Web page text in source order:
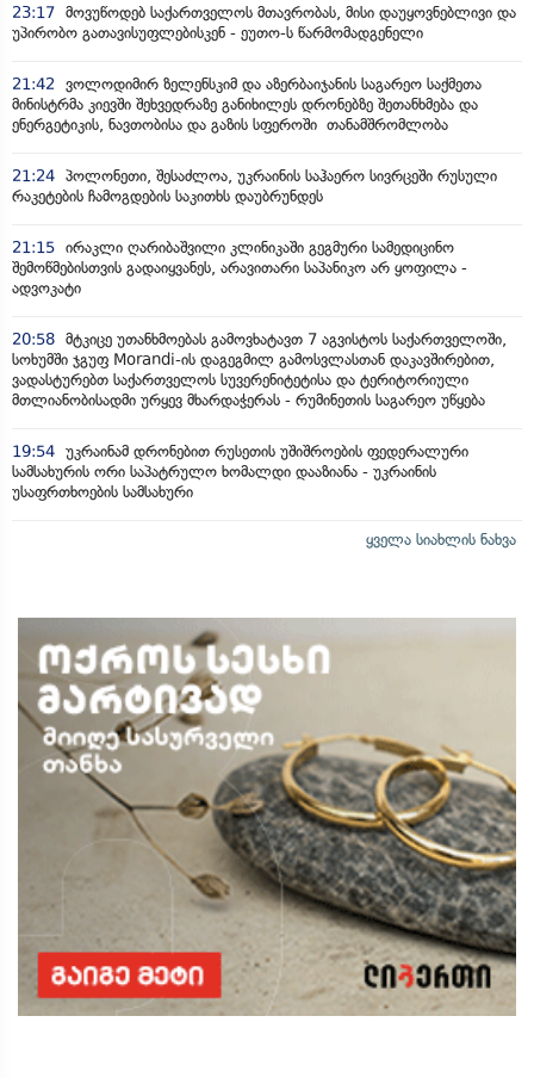
23:17 მოვუწოდებ საქართველოს მთავრობას, მისი დაუყოვნებლივი და
უპირობო გათავისუფლებისკენ - ეუთო-ს წარმომადგენელი
21:42
ვოლოდიმირ ზელენსკიმ და აზერბაიჯანის საგარეო საქმეთა
მინისტრმა კიევში შეხვედრაზე განიხილეს დრონებზე შეთანხმება და
ენერგეტიკის, ნავთობისა და გაზის სფეროში თანამშრომლობა
21:24 პოლონეთი, შესაძლოა, უკრაინის საჰაერო სივრცეში რუსული
რაკეტების ჩამოგდების საკითხს დაუბრუნდეს
21:15 ირაკლი ღარიბაშვილი კლინიკაში გეგმური სამედიცინო
შემოწმებისთვის გადაიყვანეს, არავითარი საპანიკო არ ყოფილა -
ადვოკატი
20:58 მტკიცე უთანხმოებას გამოვხატავთ 7 აგვისტოს საქართველოში,
სოხუმში ჯგუფ Morandi-ის დაგეგმილ გამოსვლასთან დაკავშირებით,
ვადასტურებთ საქართველოს სუვერენიტეტისა და ტერიტორიული
მთლიანობისადმი ურყევ მხარდაჭერას - რუმინეთის საგარეო უწყება
19:54 უკრაინამ დრონებით რუსეთის უშიშროების ფედერალური
სამსახურის ორი საპატრულო ხომალდი დააზიანა - უკრაინის
უსაფრთხოების სამსახური
ყველა სიახლის ნახვა